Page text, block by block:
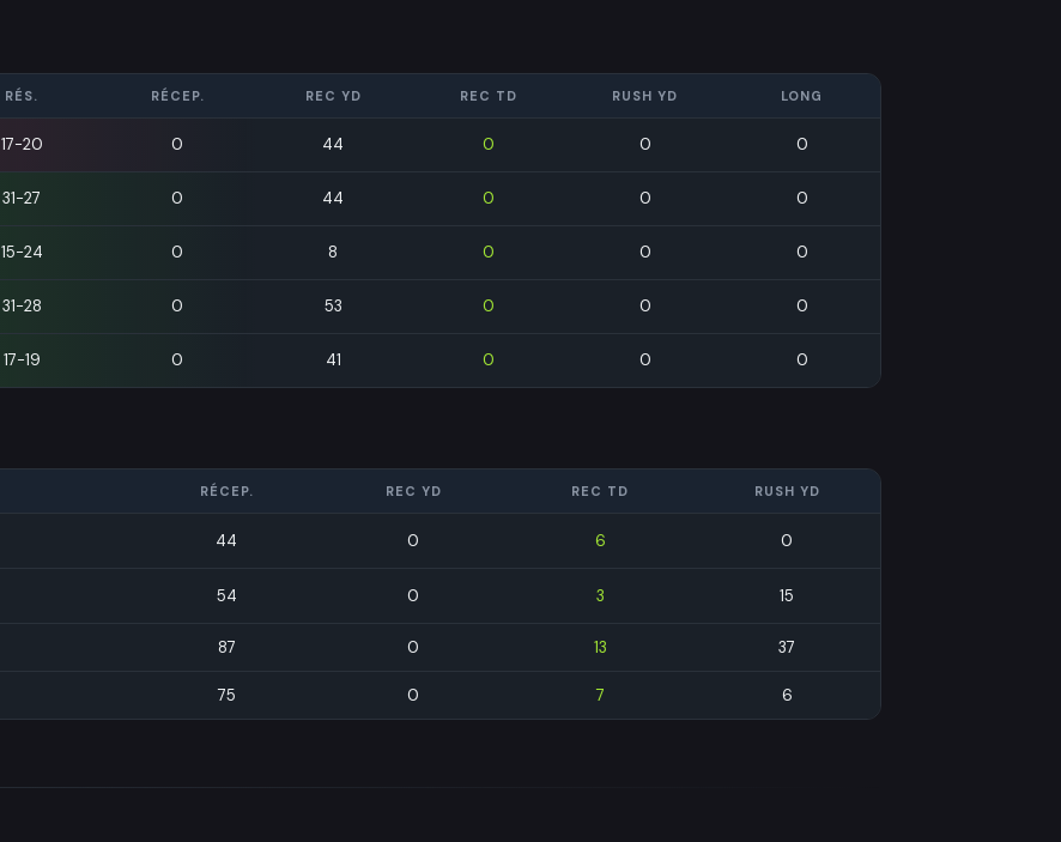
RÉS. RÉCEP. REC YD REC TD RUSH YD LONG
17-20 0 44 0 0 0
31-27 0 44 0 0 0
15-24 0 8 0 0 0
31-28 0 53 0 0 0
17-19 0 41 0 0 0
RÉCEP. REC YD REC TD RUSH YD
44 0 6 0
54 0 3 15
87 0 13 37
75 0 7 6